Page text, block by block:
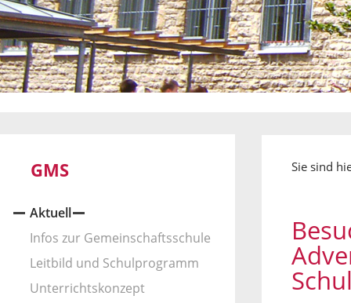
GMS
Aktuell
Infos zur Gemeinschaftsschule
Leitbild und Schulprogramm
Unterrichtskonzept
Sie sind